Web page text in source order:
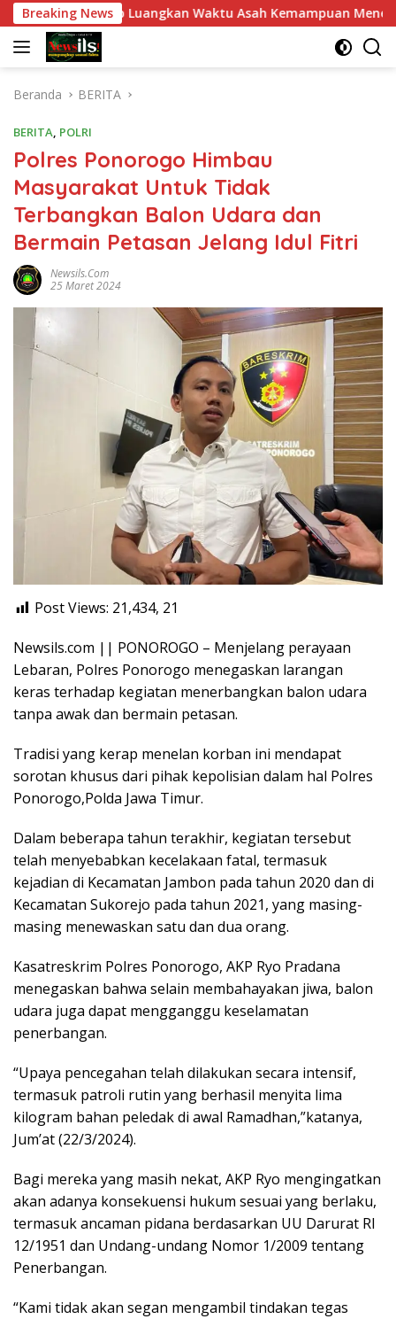
Langsung
ke
konten
Breaking News
Tetap Luangkan Waktu Asah Kemampuan Menembak
Beranda BERITA
BERITA, POLRI
Polres Ponorogo Himbau
Masyarakat Untuk Tidak
Terbangkan Balon Udara dan
Bermain Petasan Jelang Idul Fitri
Newsils.com
25 Maret 2024
Post Views: 21,434, 21
Newsils.com || PONOROGO – Menjelang perayaan
Lebaran, Polres Ponorogo menegaskan larangan
keras terhadap kegiatan menerbangkan balon udara
tanpa awak dan bermain petasan.
Tradisi yang kerap menelan korban ini mendapat
sorotan khusus dari pihak kepolisian dalam hal Polres
Ponorogo,Polda Jawa Timur.
Dalam beberapa tahun terakhir, kegiatan tersebut
telah menyebabkan kecelakaan fatal, termasuk
kejadian di Kecamatan Jambon pada tahun 2020 dan di
Kecamatan Sukorejo pada tahun 2021, yang masing-
masing menewaskan satu dan dua orang.
Kasatreskrim Polres Ponorogo, AKP Ryo Pradana
menegaskan bahwa selain membahayakan jiwa, balon
udara juga dapat mengganggu keselamatan
penerbangan.
“Upaya pencegahan telah dilakukan secara intensif,
termasuk patroli rutin yang berhasil menyita lima
kilogram bahan peledak di awal Ramadhan,”katanya,
Jum’at (22/3/2024).
Bagi mereka yang masih nekat, AKP Ryo mengingatkan
akan adanya konsekuensi hukum sesuai yang berlaku,
termasuk ancaman pidana berdasarkan UU Darurat RI
12/1951 dan Undang-undang Nomor 1/2009 tentang
Penerbangan.
“Kami tidak akan segan mengambil tindakan tegas